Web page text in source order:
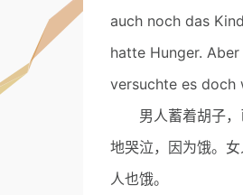
auch noch das
hatte Hunger.
versuchte es doch
男人蓄着胡子，
地哭泣，因为饿。
人也饿。